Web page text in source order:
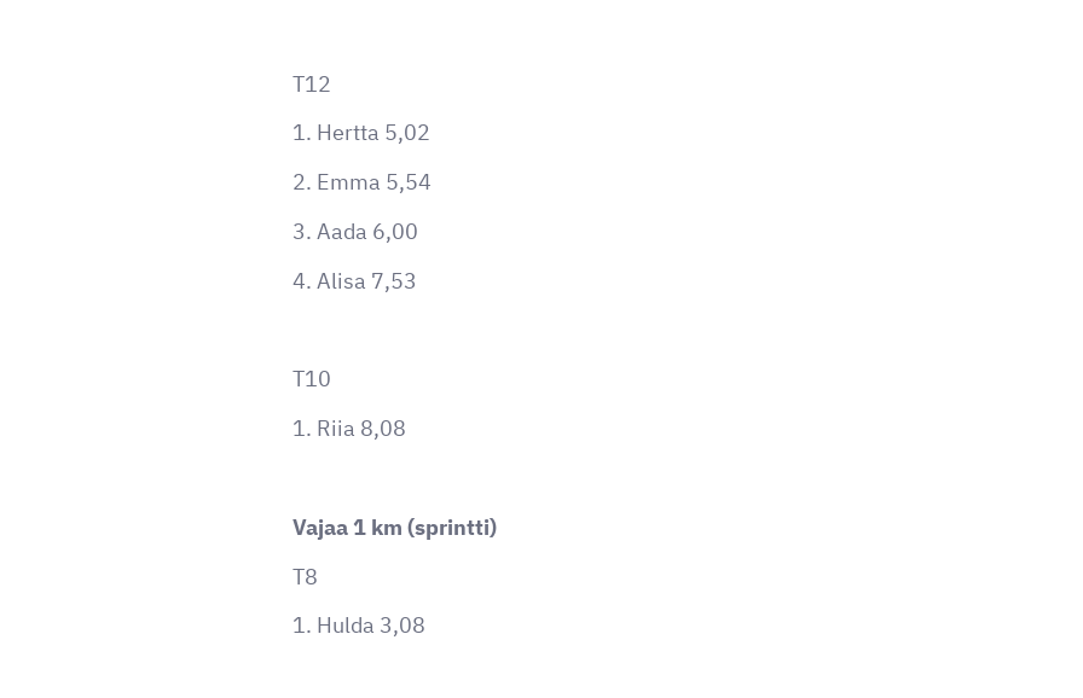
T12
1. Hertta 5,02
2. Emma 5,54
3. Aada 6,00
4. Alisa 7,53
T10
1. Riia 8,08
Vajaa 1 km (sprintti)
T8
1. Hulda 3,08